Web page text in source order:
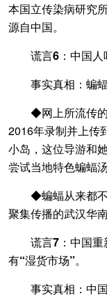
本国立传染病研究
源自中国。
谎言6：中国人
事实真相：蝙蝠
◆网上所流传的
2016年录制并上传
小岛，这位导游和
尝试当地特色蝙蝠汤
◆蝙蝠从来都不
聚集传播的武汉华
谎言7：中国
有“湿货市场”。
事实真相：中国